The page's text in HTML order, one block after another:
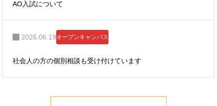
AO入試について
2026.06.19オープンキャンパス
社会人の方の個別相談も受け付けています